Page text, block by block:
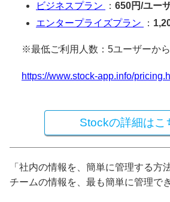
ビジネスプラン
： 650円/ユー
エンタープライズプラン
：
※最低ご利用人数：5ユーザーから
https://www.stock-app.info/
Stockの詳細はこ
「社内の情報を、簡単に管理する方
チームの情報を、最も簡単に管理で